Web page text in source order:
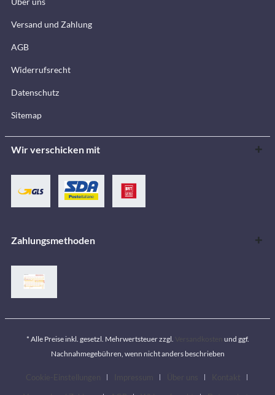
Versand und Zahlung
AGB
Widerrufsrecht
Datenschutz
Sitemap
Wir verschicken mit
Zahlungsmethoden
* Alle Preise inkl. gesetzl. Mehrwertsteuer zzgl.
und ggf.
Nachnahmegebühren, wenn nicht anders beschrieben